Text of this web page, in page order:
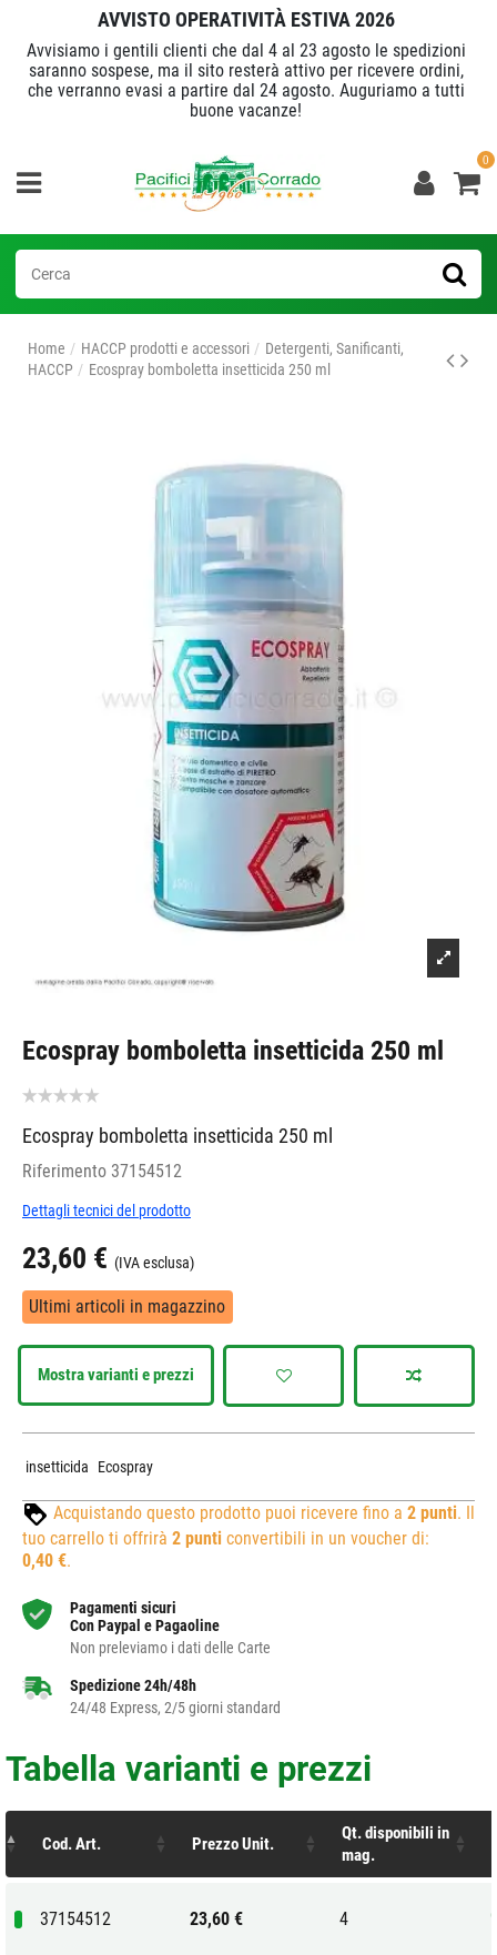
AVVISTO OPERATIVITÀ ESTIVA 2026
Avvisiamo i gentili clienti che dal 4 al 23 agosto le spedizioni
saranno sospese, ma il sito resterà attivo per ricevere ordini,
che verranno evasi a partire dal 24 agosto. Auguriamo a tutti
buone vacanze!
0
Home HACCP prodotti e accessori
Detergenti, Sanificanti,
HACCP
Ecospray bomboletta insetticida 250 ml
Ecospray bomboletta insetticida 250 ml
Ecospray bomboletta insetticida 250 ml
Riferimento 37154512
Dettagli tecnici del prodotto
23,60 € (IVA esclusa)
Ultimi articoli in magazzino
Mostra varianti e prezzi
insetticida Ecospray
Acquistando questo prodotto puoi ricevere fino a 2 punti. Il
tuo carrello ti offrirà 2 punti convertibili in un voucher di:
0,40 €.
Pagamenti sicuri
Con Paypal e Pagaoline
Non preleviamo i dati delle Carte
Spedizione 24h/48h
24/48 Express, 2/5 giorni standard
Tabella varianti e prezzi
Cod. Art. Prezzo Unit.
Qt. disponibili in
mag.
37154512 23,60 € 4